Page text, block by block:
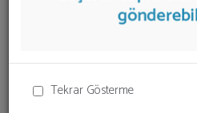
Tekrar Gösterme